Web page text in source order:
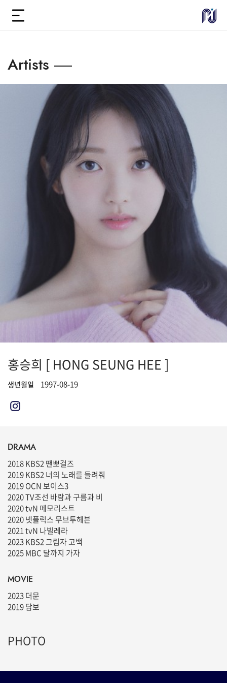
Artists
홍승희 [ HONG SEUNG HEE ]
생년월일 1997-08-19
DRAMA
2018 KBS2 땐뽀걸즈
2019 KBS2 너의 노래를 들려줘
2019 OCN 보이스3
2020 TV조선 바람과 구름과 비
2020 tvN 메모리스트
2020 넷플릭스 무브투헤븐
2021 tvN 나빌레라
2023 KBS2 그림자 고백
2025 MBC 달까지 가자
MOVIE
2023 더문
2019 담보
PHOTO